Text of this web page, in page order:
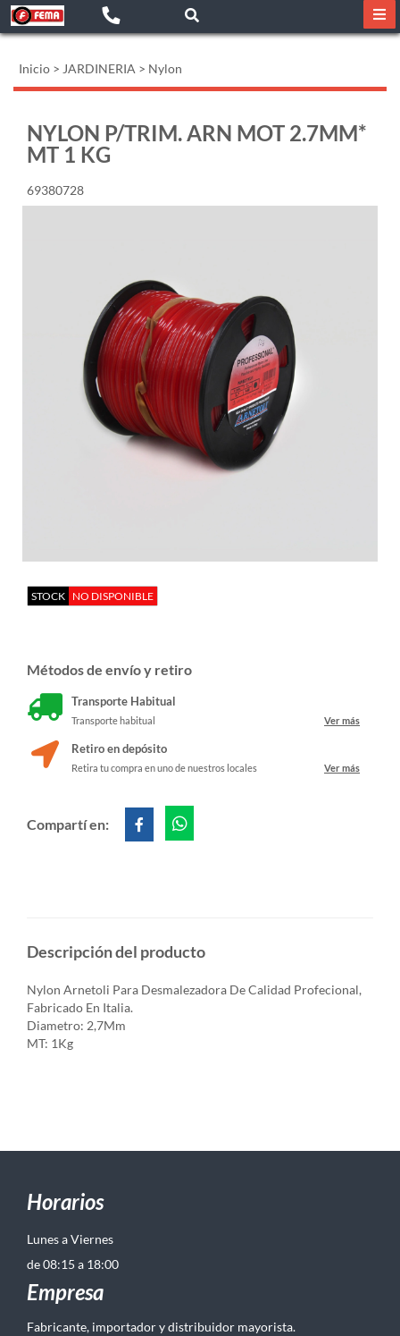
Inicio > JARDINERIA > Nylon
NYLON P/TRIM. ARN MOT 2.7MM*
MT 1 KG
69380728
STOCK NO DISPONIBLE
Métodos de envío y retiro
Transporte Habitual
Transporte habitual Ver más
Retiro en depósito
Retira tu compra en uno de nuestros locales Ver más
Compartí en:
Descripción del producto
Nylon Arnetoli Para Desmalezadora De Calidad Profecional,
Fabricado En Italia.
Diametro: 2,7Mm
MT: 1Kg
Horarios
Lunes a Viernes
de 08:15 a 18:00
Empresa
Fabricante, importador y distribuidor mayorista.